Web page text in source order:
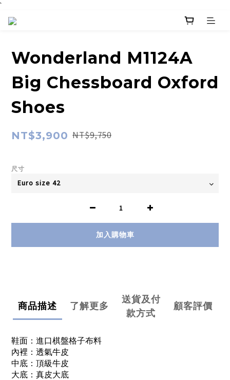
`
Wonderland M1124A
Big Chessboard Oxford
Shoes
NT$3,900 NT$9,750
尺寸
加入購物車
商品描述 了解更多
送貨及付
款方式
顧客評價
鞋面：進口棋盤格子布料
內裡：透氣牛皮
中底：頂級牛皮
大底：真皮大底